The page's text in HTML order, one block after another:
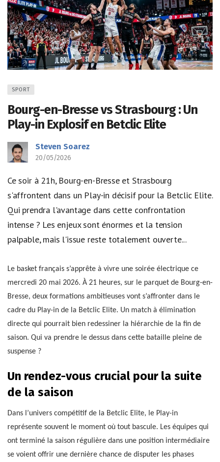
SPORT
Bourg-en-Bresse vs Strasbourg : Un
Play-in Explosif en Betclic Elite
Steven Soarez
20/05/2026
Ce soir à 21h, Bourg-en-Bresse et Strasbourg
s'affrontent dans un Play-in décisif pour la Betclic Elite.
Qui prendra l'avantage dans cette confrontation
intense ? Les enjeux sont énormes et la tension
palpable, mais l'issue reste totalement ouverte...
Le basket français s’apprête à vivre une soirée électrique ce
mercredi 20 mai 2026. À 21 heures, sur le parquet de Bourg-en-
Bresse, deux formations ambitieuses vont s’affronter dans le
cadre du Play-in de la Betclic Elite. Un match à élimination
directe qui pourrait bien redessiner la hiérarchie de la fin de
saison. Qui va prendre le dessus dans cette bataille pleine de
suspense ?
Un rendez-vous crucial pour la suite
de la saison
Dans l’univers compétitif de la Betclic Elite, le Play-in
représente souvent le moment où tout bascule. Les équipes qui
ont terminé la saison régulière dans une position intermédiaire
se voient offrir une dernière chance de disputer les phases